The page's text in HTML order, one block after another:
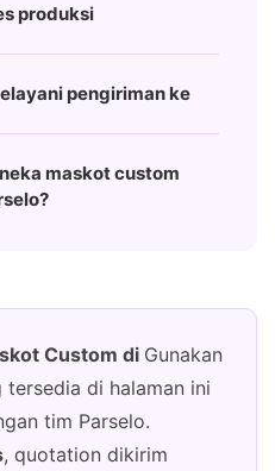
produksi
pengiriman ke
maskot custom
Custom di Gunakan
di halaman ini
tim Parselo.
, quotation dikirim